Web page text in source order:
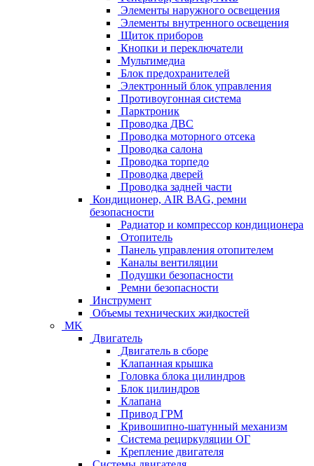
Элементы наружного освещения
Элементы внутренного освещения
Щиток приборов
Кнопки и переключатели
Мультимедиа
Блок предохранителей
Электронный блок управления
Противоугонная система
Парктроник
Проводка ДВС
Проводка моторного отсека
Проводка салона
Проводка торпедо
Проводка дверей
Проводка задней части
Кондиционер, AIR BAG, ремни
безопасности
Радиатор и компрессор кондиционера
Отопитель
Панель управления отопителем
Каналы вентиляции
Подушки безопасности
Ремни безопасности
Инструмент
Объемы технических жидкостей
MK
Двигатель
Двигатель в сборе
Клапанная крышка
Головка блока цилиндров
Блок цилиндров
Клапана
Привод ГРМ
Кривошипно-шатунный механизм
Система рециркуляции ОГ
Крепление двигателя